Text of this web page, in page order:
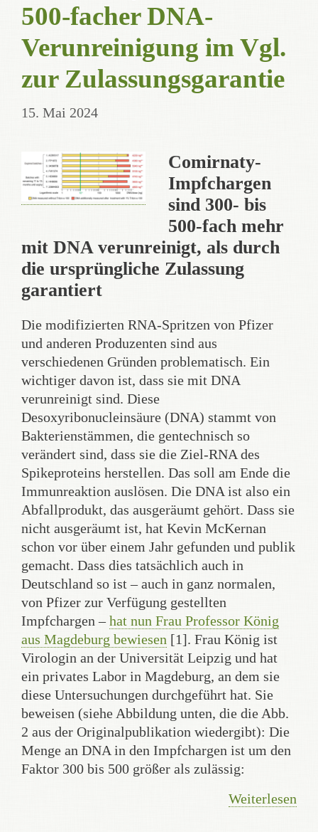
500-facher DNA-
Verunreinigung im Vgl.
zur Zulassungsgarantie
15. Mai 2024
Comirnaty-
Impfchargen
sind 300- bis
500-fach mehr
mit DNA verunreinigt, als durch
die ursprüngliche Zulassung
garantiert
Die modifizierten RNA-Spritzen von Pfizer
und anderen Produzenten sind aus
verschiedenen Gründen problematisch. Ein
wichtiger davon ist, dass sie mit DNA
verunreinigt sind. Diese
Desoxyribonucleinsäure (DNA) stammt von
Bakterienstämmen, die gentechnisch so
verändert sind, dass sie die Ziel-RNA des
Spikeproteins herstellen. Das soll am Ende die
Immunreaktion auslösen. Die DNA ist also ein
Abfallprodukt, das ausgeräumt gehört. Dass sie
nicht ausgeräumt ist, hat Kevin McKernan
schon vor über einem Jahr gefunden und publik
gemacht. Dass dies tatsächlich auch in
Deutschland so ist – auch in ganz normalen,
von Pfizer zur Verfügung gestellten
Impfchargen –hat nun Frau Professor König
aus Magdeburg bewiesen [1]. Frau König ist
Virologin an der Universität Leipzig und hat
ein privates Labor in Magdeburg, an dem sie
diese Untersuchungen durchgeführt hat. Sie
beweisen (siehe Abbildung unten, die die Abb.
2 aus der Originalpublikation wiedergibt): Die
Menge an DNA in den Impfchargen ist um den
Faktor 300 bis 500 größer als zulässig:
Weiterlesen